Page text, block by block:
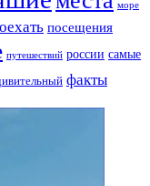
море
посещения
путешествий россии самые
факты